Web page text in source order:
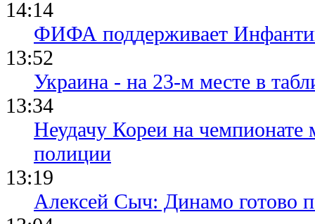
14:14
ФИФА поддерживает
13:52
Украина - на 23-м месте в
13:34
Неудачу Кореи на
полиции
13:19
Алексей Сыч: Динамо готово